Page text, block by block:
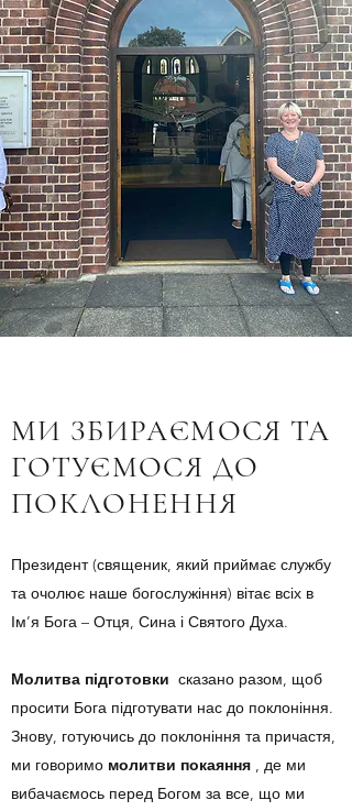
МИ ЗБИРАЄМОСЯ ТА
ГОТУЄМОСЯ ДО
ПОКЛОНЕННЯ
Президент (священик, який приймає службу
та очолює наше богослужіння) вітає всіх в
Ім’я Бога – Отця, Сина і Святого Духа.
Молитва підготовки сказано разом, щоб
просити Бога підготувати нас до поклоніння.
Знову, готуючись до поклоніння та причастя,
ми говоримо молитви покаяння , де ми
вибачаємось перед Богом за все, що ми